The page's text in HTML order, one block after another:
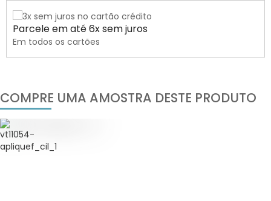
Parcele em até 6x sem juros
Em todos os cartões
COMPRE UMA AMOSTRA DESTE PRODUTO